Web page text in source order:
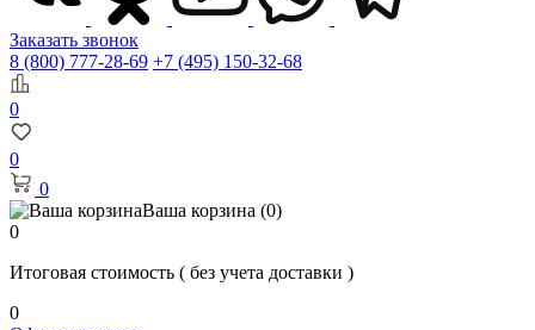
Заказать звонок
8 (800) 777-28-69 +7 (495) 150-32-68
0
0
0
Ваша корзина (0)
0
Итоговая стоимость ( без учета доставки )
0